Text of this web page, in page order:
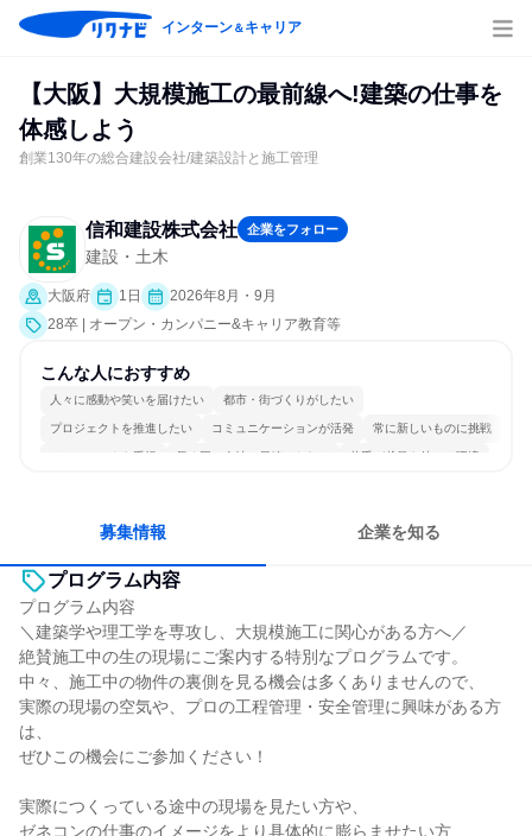
インターン＆キャリア
【大阪】大規模施工の最前線へ!建築の仕事を
体感しよう
創業130年の総合建設会社/建築設計と施工管理
信和建設株式会社 企業をフォロー
建設・土木
大阪府 1日
2026年8月・9月
28卒 | オープン・カンパニー&キャリア教育等
こんな人におすすめ
人々に感動や笑いを届けたい 都市・街づくりがしたい
プロジェクトを推進したい コミュニケーションが活発 常に新しいものに挑戦
チームワークを重視 長く同じ会社に居続けられる 若手が裁量を持てる環境
募集情報 企業を知る
プログラム内容
プログラム内容
＼建築学や理工学を専攻し、大規模施工に関心がある方へ／
絶賛施工中の生の現場にご案内する特別なプログラムです。
中々、施工中の物件の裏側を見る機会は多くありませんので、
実際の現場の空気や、プロの工程管理・安全管理に興味がある方
は、
ぜひこの機会にご参加ください！
実際につくっている途中の現場を見たい方や、
ゼネコンの仕事のイメージをより具体的に膨らませたい方、